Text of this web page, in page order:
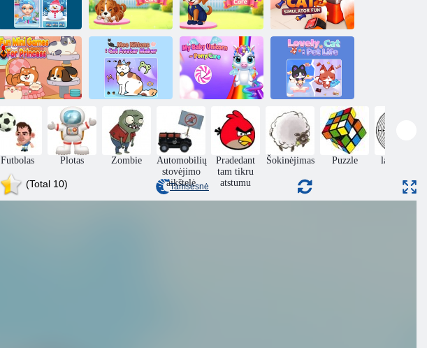
Ledo princesės
telefonas
Žaidimų
aikštelės vyras
mod!
Sunaikinimo
žiniatinklis!
Pamestas
šuniuko
gelbėjimas ir
priežiūra
Pranksterio
katės
simuliatoriaus
linksmybės
Pramogos mini
žaidimai
princesei
„Moe Kittens“
kačių avataro
gamintojas
Mano kūdikis
vienaragis -
ponio priežiūra 2
Miela katė:
naminių
gyvūnėlių
gyvenimas
Futbolas Plotas Zombie
Automobilių
stovėjimo
aikštelė
Pradedant
tam tikru
atstumu
Šokinėjimas Puzzle labirintas
(Total 10) Tamsesnė